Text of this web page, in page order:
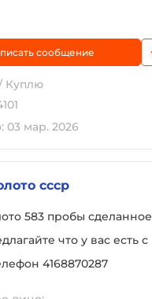
сообщение
Куплю
03 мар. 2026
ссср
583 пробы сделанное
что у вас есть с
4168870287